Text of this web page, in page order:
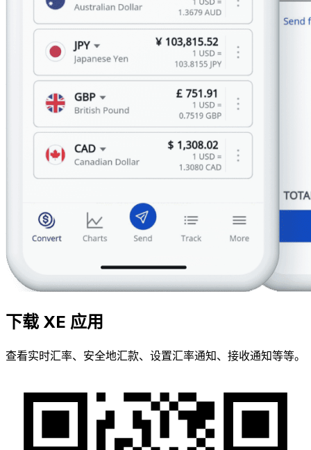
下载 XE 应用
查看实时汇率、安全地汇款、设置汇率通知、接收通知等等。